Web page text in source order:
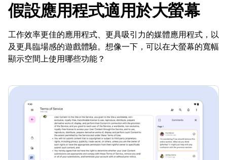
假設應用程式適用於大螢幕
工作效率更佳的應用程式、更具吸引力的媒體應用程式，以
及更具臨場感的遊戲體驗。想像一下，可以在大螢幕的寬幅
顯示空間上使用哪些功能？